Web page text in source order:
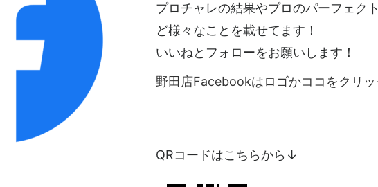
プロチャレの結果やプロのパーフェク
ど様々なことを載せてます！
いいねとフォローをお願いします！
野田店Facebookはロゴかココをクリッ
QRコードはこちらから↓